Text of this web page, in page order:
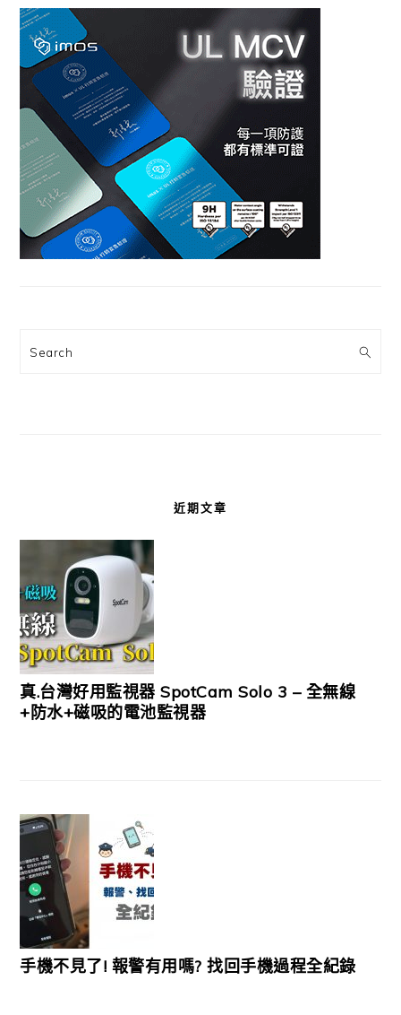
Search
近期文章
真.台灣好用監視器 SpotCam Solo 3 – 全無線
+防水+磁吸的電池監視器
手機不見了! 報警有用嗎? 找回手機過程全紀錄